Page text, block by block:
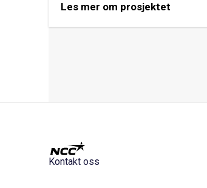
Les mer om prosjektet
Kontakt oss